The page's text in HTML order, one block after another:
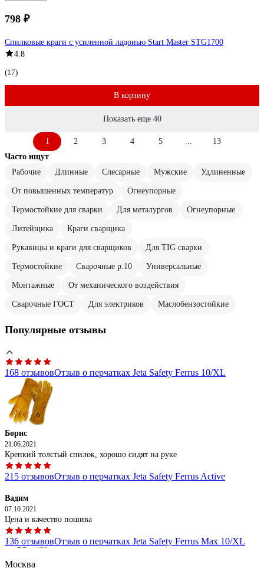
798 ₽
Спилковые краги с усиленной ладонью Start Master STG1700
4.8
(17)
В корзину
Показать еще 40
1 2 3 4 5 ...
13
Часто ищут
Рабочие
Длинные Слесарные Мужские Удлиненные
От повышенных температур Огнеупорные
Термостойкие для сварки Для металургов Огнеупорные
Литейщика Краги сварщика
Рукавицы и краги для сварщиков Для TIG сварки
Термостойкие Сварочные р.10 Универсальные
Монтажные От механического воздействия
Сварочные ГОСТ Для электриков Маслобензостойкие
Популярные отзывы
168 отзывовОтзыв о перчатках Jeta Safety Ferrus 10/XL
Борис
21.06.2021
Крепкий толстый спилок, хорошо сидят на руке
215 отзывовОтзыв о перчатках Jeta Safety Ferrus Active
Вадим
07.10.2021
Цена и качество пошива
136 отзывовОтзыв о перчатках Jeta Safety Ferrus Max 10/XL
Москва